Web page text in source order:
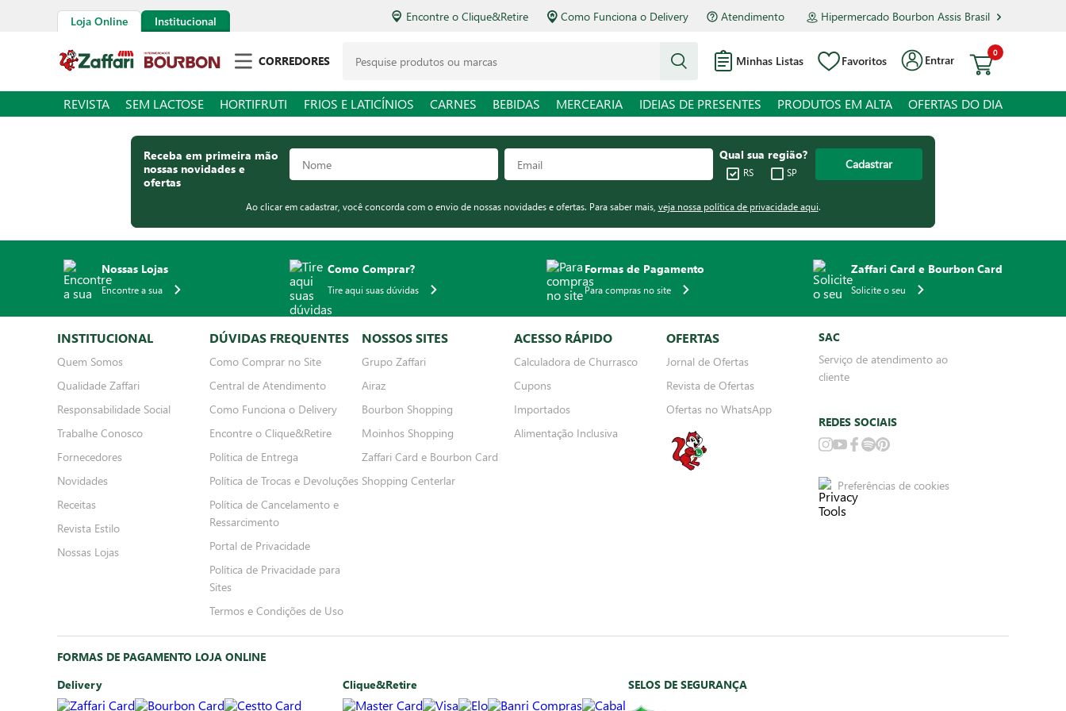
Loja Online Institucional Encontre o Clique&Retire Como Funciona o Delivery Atendimento Hipermercado Bourbon Assis Brasil
CORREDORES Minhas Listas Favoritos Entrar
0
REVISTA SEM LACTOSE HORTIFRUTI FRIOS E LATICÍNIOS CARNES BEBIDAS MERCEARIA IDEIAS DE PRESENTES PRODUTOS EM ALTA OFERTAS DO DIA
Receba em primeira mão
nossas novidades e
ofertas
Qual sua região?
RS SP
Cadastrar
Ao clicar em cadastrar, você concorda com o envio de nossas novidades e ofertas. Para saber mais, veja nossa política de privacidade aqui.
Nossas Lojas
Encontre a sua
Como Comprar?
Tire aqui suas dúvidas
Formas de Pagamento
Para compras no site
Zaffari Card e Bourbon Card
Solicite o seu
INSTITUCIONAL
Quem Somos
Qualidade Zaffari
Responsabilidade Social
Trabalhe Conosco
Fornecedores
Novidades
Receitas
Revista Estilo
Nossas Lojas
DÚVIDAS FREQUENTES
Como Comprar no Site
Central de Atendimento
Como Funciona o Delivery
Encontre o Clique&Retire
Política de Entrega
Política de Trocas e Devoluções
Política de Cancelamento e
Ressarcimento
Portal de Privacidade
Política de Privacidade para
Sites
Termos e Condições de Uso
NOSSOS SITES
Grupo Zaffari
Airaz
Bourbon Shopping
Moinhos Shopping
Zaffari Card e Bourbon Card
Shopping Centerlar
ACESSO RÁPIDO
Calculadora de Churrasco
Cupons
Importados
Alimentação Inclusiva
OFERTAS
Jornal de Ofertas
Revista de Ofertas
Ofertas no WhatsApp
SAC
Serviço de atendimento ao
cliente
REDES SOCIAIS
Preferências de cookies
FORMAS DE PAGAMENTO LOJA ONLINE
Delivery
Clique&Retire SELOS DE SEGURANÇA